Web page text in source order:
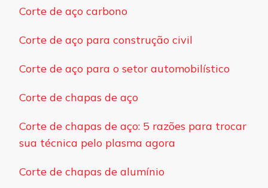
Corte de aço carbono
Corte de aço para construção civil
Corte de aço para o setor automobilístico
Corte de chapas de aço
Corte de chapas de aço: 5 razões para trocar
sua técnica pelo plasma agora
Corte de chapas de alumínio